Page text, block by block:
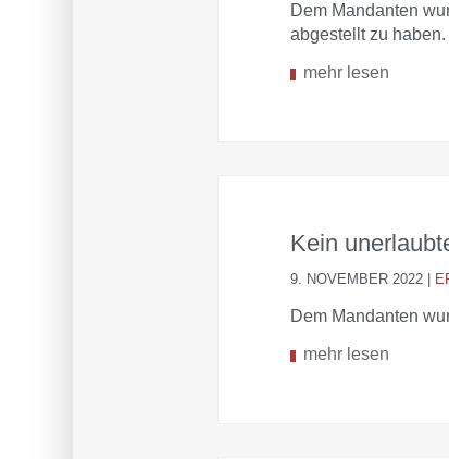
Dem Mandanten
abgestellt zu haben.
mehr lesen
Kein
9. NOVEMBER 2022 |
Dem Mandanten
mehr lesen